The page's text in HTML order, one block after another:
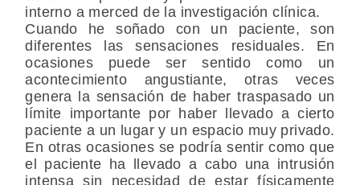
interno a merced de la investigación clínica.
Cuando he soñado con un paciente, son
diferentes las sensaciones residuales. En
ocasiones puede ser sentido como un
acontecimiento angustiante, otras veces
genera la sensación de haber traspasado un
límite importante por haber llevado a cierto
paciente a un lugar y un espacio muy privado.
En otras ocasiones se podría sentir como que
el paciente ha llevado a cabo una intrusión
intensa sin necesidad de estar físicamente